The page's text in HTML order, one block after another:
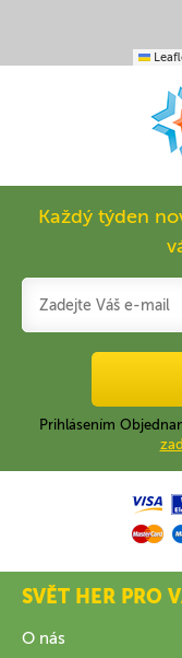
Každý týden
Prihlásením
SVĚT HER PRO
O nás